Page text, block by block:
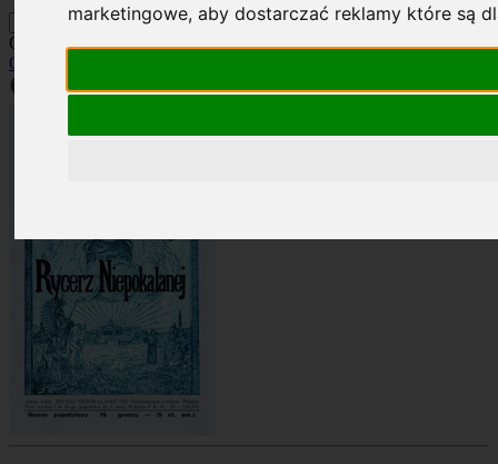
marketingowe,aby dostarczać reklamy które są
Okładka: RN 1/1927
Okładki